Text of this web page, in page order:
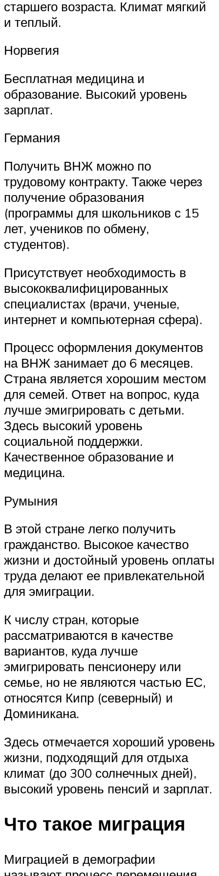
старшего возраста. Климат мягкий
и теплый.
Норвегия
Бесплатная медицина и
образование. Высокий уровень
зарплат.
Германия
Получить ВНЖ можно по
трудовому контракту. Также через
получение образования
(программы для школьников с 15
лет, учеников по обмену,
студентов).
Присутствует необходимость в
высококвалифицированных
специалистах (врачи, ученые,
интернет и компьютерная сфера).
Процесс оформления документов
на ВНЖ занимает до 6 месяцев.
Страна является хорошим местом
для семей. Ответ на вопрос, куда
лучше эмигрировать с детьми.
Здесь высокий уровень
социальной поддержки.
Качественное образование и
медицина.
Румыния
В этой стране легко получить
гражданство. Высокое качество
жизни и достойный уровень оплаты
труда делают ее привлекательной
для эмиграции.
К числу стран, которые
рассматриваются в качестве
вариантов, куда лучше
эмигрировать пенсионеру или
семье, но не являются частью ЕС,
относятся Кипр (северный) и
Доминикана.
Здесь отмечается хороший уровень
жизни, подходящий для отдыха
климат (до 300 солнечных дней),
высокий уровень пенсий и зарплат.
Что такое миграция
Миграцией в демографии